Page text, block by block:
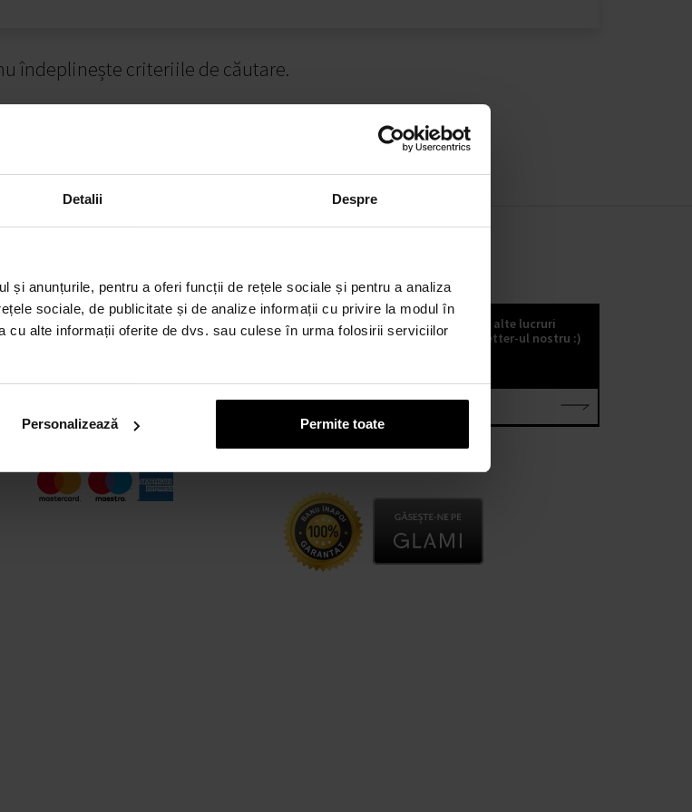
Detalii Despre
și anunțurile, pentru a oferi funcții de rețele sociale și pentru a analiza
sociale, de publicitate și de analize informații cu privire la modul în
cu alte informații oferite de dvs. sau culese în urma folosirii serviciilor
Personalizează Permite toate
îndeplinește criteriile de căutare.
MODALITĂȚI DE PLATĂ
Plata la livrare
KOKULETTER
Puteți să primiți noutăți, trenduri și alte lucruri
fabuloase dacă vă abonați la kokuletter-ul nostru :)